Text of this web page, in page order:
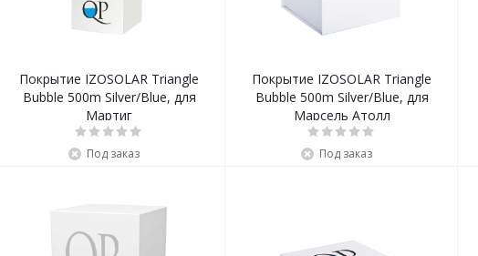
Покрытие IZOSOLAR Triangle
Bubble 500m Silver/Blue, для
Мартиг
Под заказ
Покрытие IZOSOLAR Triangle
Bubble 500m Silver/Blue, для
Марсель Атолл
Под заказ